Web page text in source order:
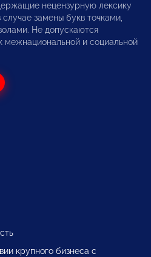
нецензурную лексику
замены букв точками,
Не допускаются
и социальной
крупного бизнеса с